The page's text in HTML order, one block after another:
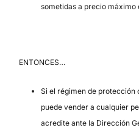
sometidas a precio máximo
ENTONCES…
Si el régimen de protección
puede vender a cualquier
acredite ante la Dirección